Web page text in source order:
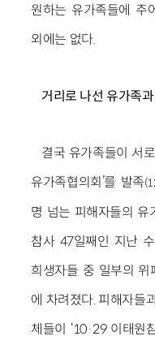
원하는 유가족들에 주
외에는 없다.
거리로 나선 유가족
결국 유가족들이 서
유가족협의회’를 발족
명 넘는 피해자들의 유
참사 47일째인 지난
희생자들 중 일부의
에 차려졌다. 피해자들
체들이 ‘10·29 이태원